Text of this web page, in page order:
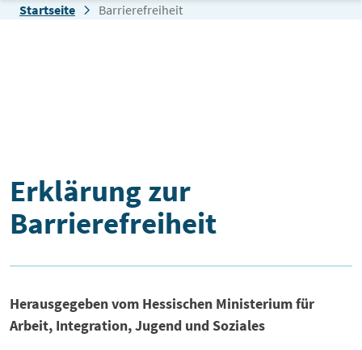
Zum Inhalt springen
Startseite Barrierefreiheit
Barrierefreiheit
Erklärung zur
Barrierefreiheit
Herausgegeben vom Hessischen Ministerium für
Arbeit, Integration, Jugend und Soziales